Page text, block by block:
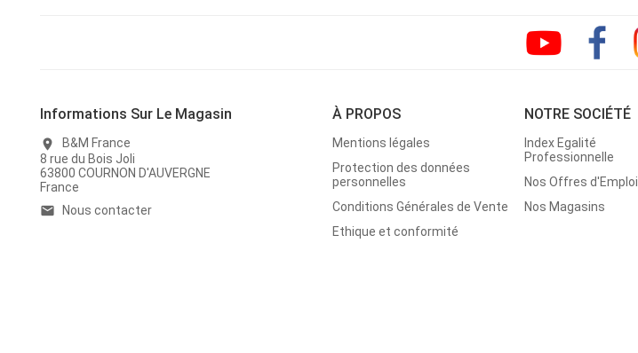
Informations Sur Le Magasin
location_on
B&M France
8 rue du Bois Joli
63800 COURNON D'AUVERGNE
France
email Nous contacter
À PROPOS
Mentions légales
Protection des données
personnelles
Conditions Générales de Vente
Ethique et conformité
NOTRE SOCIÉTÉ
Index Egalité
Professionnelle
Nos Offres d'Emploi
Nos Magasins